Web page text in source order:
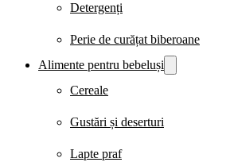
Detergenți
Perie de curățat biberoane
Alimente pentru bebeluși
Cereale
Gustări și deserturi
Lapte praf